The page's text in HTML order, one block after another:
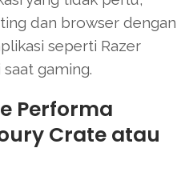
dan browser dengan
seperti Razer
gaming.
Performa
Crate atau